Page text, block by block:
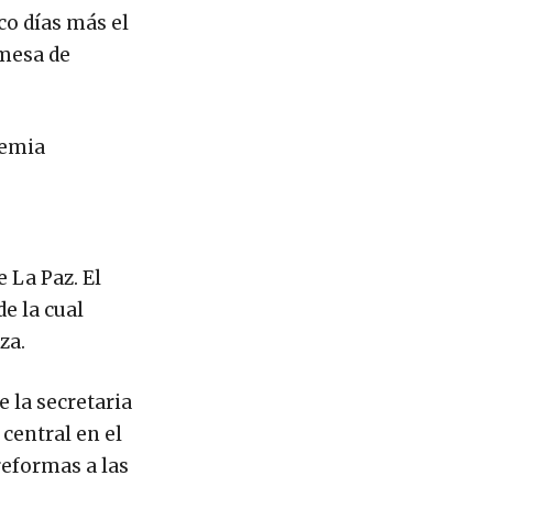
días más el
de
La Paz. El
la cual
la secretaria
central en el
a las